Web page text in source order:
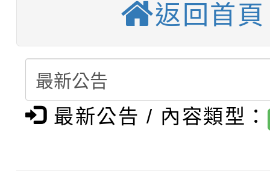
結果(第4招)
學年度第1學期第7次
結果(第12招)
轉知：桃園市115學年
賽及師生本土語及新住
賽實施要點
轉知：「桃園市115學
比賽實施要點」
轉知：「115年金融知
動辦法」
轉知臺中市政府政風處
返回首頁
最新公告 / 內容類型：